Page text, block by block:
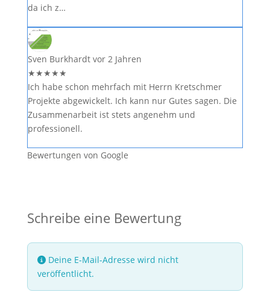
da ich z…
Sven Burkhardt vor 2 Jahren
★★★★★
Ich habe schon mehrfach mit Herrn Kretschmer
Projekte abgewickelt. Ich kann nur Gutes sagen. Die
Zusammenarbeit ist stets angenehm und
professionell.
Bewertungen von Google
Schreibe eine Bewertung
Deine E-Mail-Adresse wird nicht
veröffentlicht.